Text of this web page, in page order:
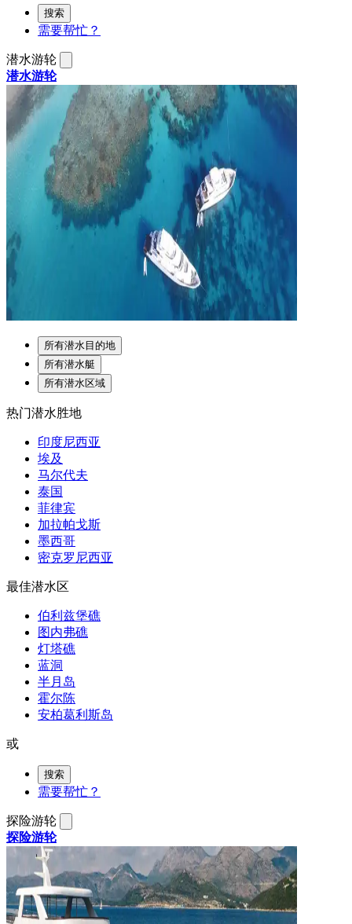
搜索
需要帮忙？
潜水游轮
潜水游轮
所有潜水目的地
所有潜水艇
所有潜水区域
热门潜水胜地
印度尼西亚
埃及
马尔代夫
泰国
菲律宾
加拉帕戈斯
墨西哥
密克罗尼西亚
最佳潜水区
伯利兹堡礁
图内弗礁
灯塔礁
蓝洞
半月岛
霍尔陈
安柏葛利斯岛
或
搜索
需要帮忙？
探险游轮
探险游轮